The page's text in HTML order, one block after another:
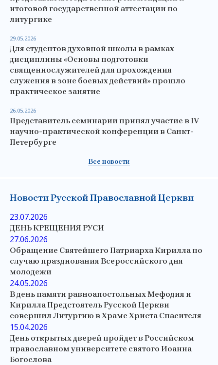
итоговой государственной аттестации по
литургике
Для студентов духовной школы в рамках
дисциплины «Основы подготовки
священнослужителей для прохождения
служения в зоне боевых действий» прошло
практическое занятие
29.05.2026
Представитель семинарии принял участие в IV
научно-практической конференции в Санкт-
Петербурге
26.05.2026
Все новости
Новости Русской Православной Церкви
23.07.2026
ДЕНЬ КРЕЩЕНИЯ РУСИ
27.06.2026
Обращение Святейшего Патриарха Кирилла по
случаю празднования Всероссийского дня
молодежи
24.05.2026
В день памяти равноапостольных Мефодия и
Кирилла Предстоятель Русской Церкви
совершил Литургию в Храме Христа Спасителя
15.04.2026
День открытых дверей пройдет в Российском
православном университете святого Иоанна
Богослова